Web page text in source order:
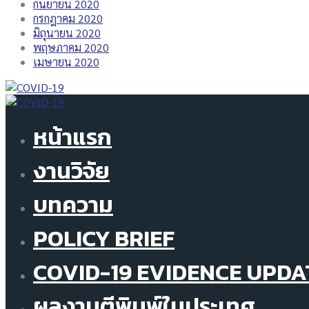
กันยายน 2020
กรกฎาคม 2020
มิถุนายน 2020
พฤษภาคม 2020
เมษายน 2020
หน้าแรก
งานวิจัย
บทความ
POLICY BRIEF
COVID-19 EVIDENCE